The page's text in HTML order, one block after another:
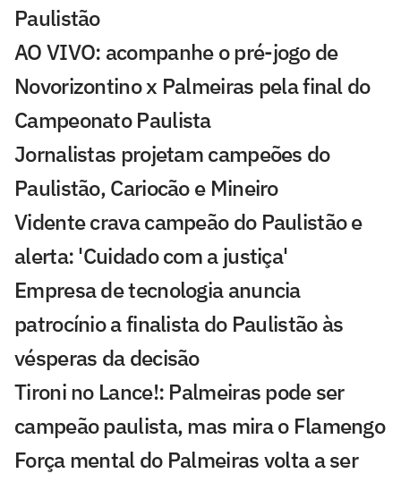
Paulistão
AO VIVO: acompanhe o pré-jogo de
Novorizontino x Palmeiras pela final do
Campeonato Paulista
Jornalistas projetam campeões do
Paulistão, Cariocão e Mineiro
Vidente crava campeão do Paulistão e
alerta: 'Cuidado com a justiça'
Empresa de tecnologia anuncia
patrocínio a finalista do Paulistão às
vésperas da decisão
Tironi no Lance!: Palmeiras pode ser
campeão paulista, mas mira o Flamengo
Força mental do Palmeiras volta a ser